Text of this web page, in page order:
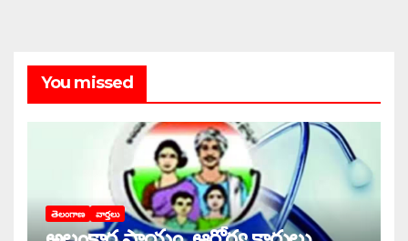
You missed
తెలంగాణ వార్తలు